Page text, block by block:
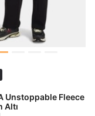
Unstoppable Fleece
Altı